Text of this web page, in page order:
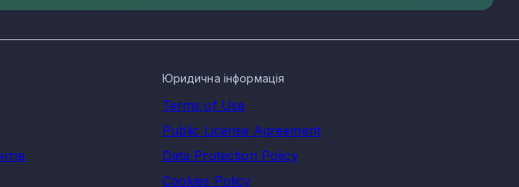
Юридична інформація
Terms of Use
Public License Agreement
Data Protection Policy
Cookies Policy